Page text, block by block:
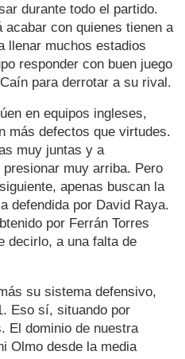
durante todo el partido.
acabar con quienes tienen a
llenar muchos estadios
responder con buen juego
para derrotar a su rival.
en equipos ingleses,
más defectos que virtudes.
muy juntas y a
muy arriba. Pero
apenas buscan la
defendida por David Raya.
por Ferrán Torres
decirlo, a una falta de
su sistema defensivo,
Eso sí, situando por
El dominio de nuestra
Olmo desde la media